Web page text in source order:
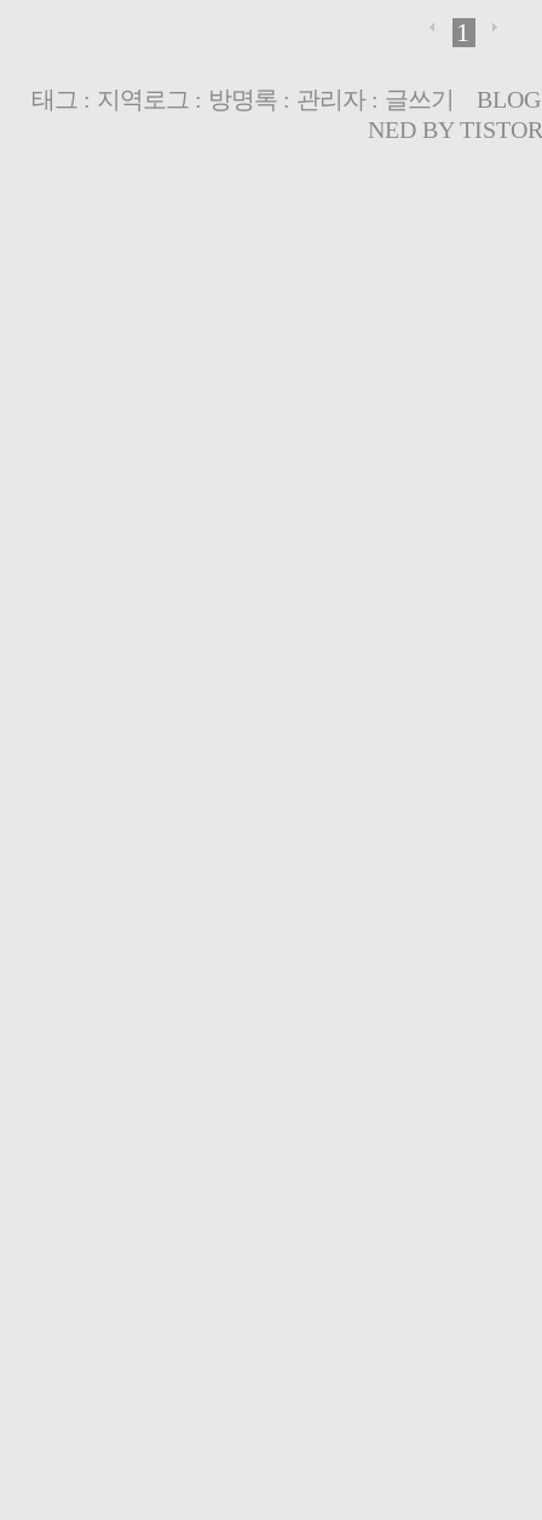
1
태그 : 지역로그 : 방명록: 관리자: 글쓰기
NED BY